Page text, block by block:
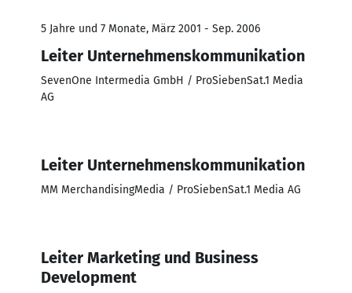
5 Jahre und 7 Monate, März 2001 - Sep. 2006
Leiter Unternehmenskommunikation
SevenOne Intermedia GmbH / ProSiebenSat.1 Media
AG
Leiter Unternehmenskommunikation
MM MerchandisingMedia / ProSiebenSat.1 Media AG
Leiter Marketing und Business
Development